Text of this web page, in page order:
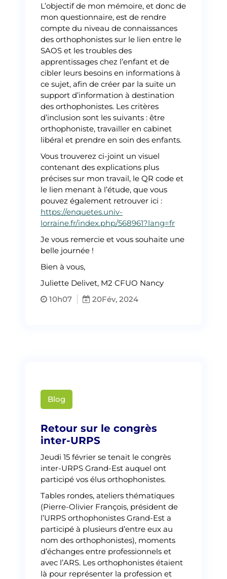
L’objectif de mon mémoire, et donc de
mon questionnaire, est de rendre
compte du niveau de connaissances
des orthophonistes sur le lien entre le
SAOS et les troubles des
apprentissages chez l’enfant et de
cibler leurs besoins en informations à
ce sujet, afin de créer par la suite un
support d’information à destination
des orthophonistes. Les critères
d’inclusion sont les suivants : être
orthophoniste, travailler en cabinet
libéral et prendre en soin des enfants.
Vous trouverez ci-joint un visuel
contenant des explications plus
précises sur mon travail, le QR code et
le lien menant à l’étude, que vous
pouvez également retrouver ici :
https://enquetes.univ-
lorraine.fr/index.php/568961?lang=fr
Je vous remercie et vous souhaite une
belle journée !
Bien à vous,
Juliette Delivet, M2 CFUO Nancy
10h07
20Fév, 2024
Blog
Retour sur le congrès
inter-URPS
Jeudi 15 février se tenait le congrès
inter-URPS Grand-Est auquel ont
participé vos élus orthophonistes.
Tables rondes, ateliers thématiques
(Pierre-Olivier François, président de
l’URPS orthophonistes Grand-Est a
participé à plusieurs d’entre eux au
nom des orthophonistes), moments
d’échanges entre professionnels et
avec l’ARS. Les orthophonistes étaient
là pour représenter la profession et